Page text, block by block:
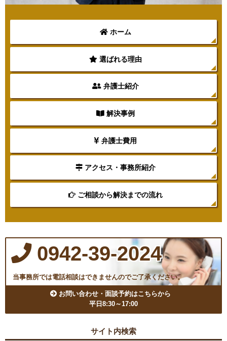
ホーム
選ばれる理由
弁護士紹介
解決事例
弁護士費用
アクセス・事務所紹介
ご相談から解決までの流れ
0942-39-2024
当事務所では電話相談はできませんのでご了承ください。
お問い合わせ・面談予約はこちらから
平日8:30～17:00
サイト内検索